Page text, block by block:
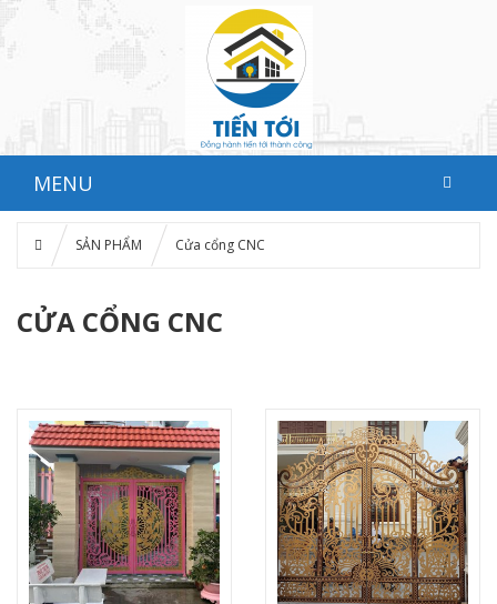
MENU
SẢN PHẨM Cửa cổng CNC
CỬA CỔNG CNC